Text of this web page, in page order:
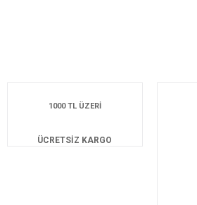
1000 TL ÜZERİ
ÜCRETSİZ KARGO